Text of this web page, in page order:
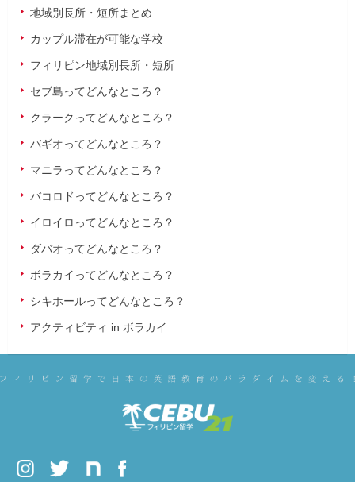
地域別長所・短所まとめ
カップル滞在が可能な学校
フィリピン地域別長所・短所
セブ島ってどんなところ？
クラークってどんなところ？
バギオってどんなところ？
マニラってどんなところ？
バコロドってどんなところ？
イロイロってどんなところ？
ダバオってどんなところ？
ボラカイってどんなところ？
シキホールってどんなところ？
アクティビティ in ボラカイ